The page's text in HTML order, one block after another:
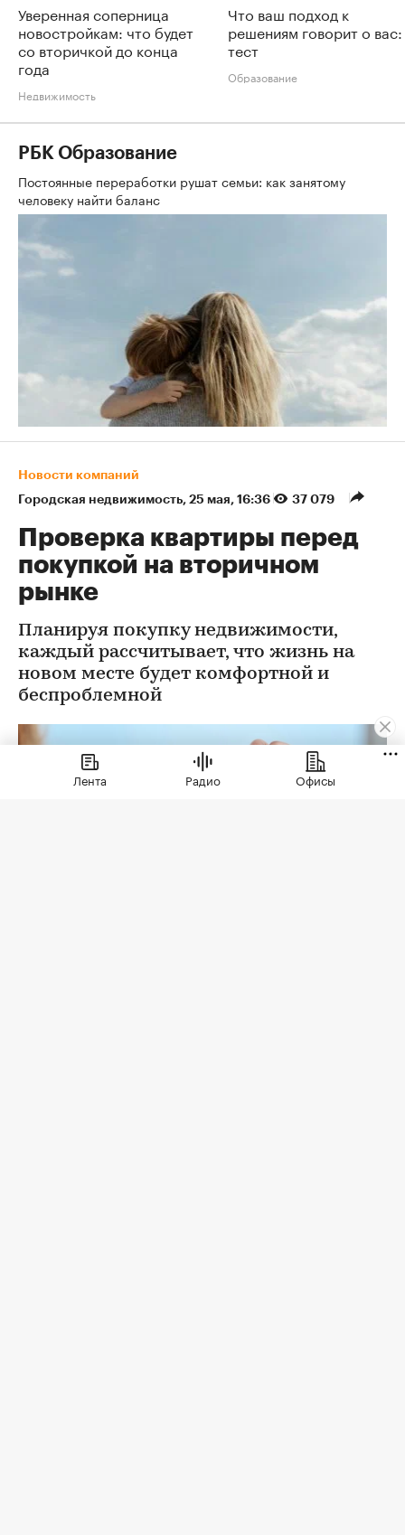
Уверенная соперница
новостройкам: что будет
со вторичкой до конца
года
Недвижимость
Что ваш подход к
решениям говорит о вас:
тест
Образование
РБК Образование
Постоянные переработки рушат семьи: как занятому
человеку найти баланс
Новости компаний
Городская недвижимость⁠, 25 мая, 16:36 37 079
Проверка квартиры перед
покупкой на вторичном
рынке
Планируя покупку недвижимости,
каждый рассчитывает, что жизнь на
новом месте будет комфортной и
беспроблемной
Лента Радио Офисы